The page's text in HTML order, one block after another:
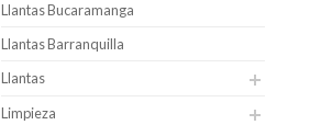
Llantas Bucaramanga
Llantas Barranquilla
Llantas
Limpieza